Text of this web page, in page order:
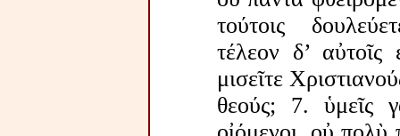
τούτοις
τέλεον δ’ αὐτοῖς
μισεῖτε
θεούς; 7. ὑμεῖς